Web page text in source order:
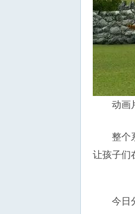
动画
整个
让孩子们
今日